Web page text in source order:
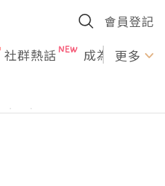
會員登記
社群熱話 成為U更多